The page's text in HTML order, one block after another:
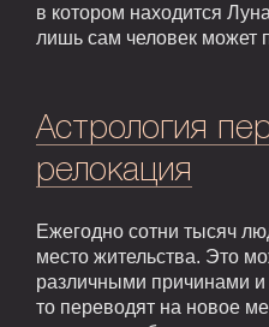
в котором находится
лишь сам человек может
Астрология
релокация
Ежегодно сотни тысяч
место жительства. Это
различными причинами и
то переводят на новое